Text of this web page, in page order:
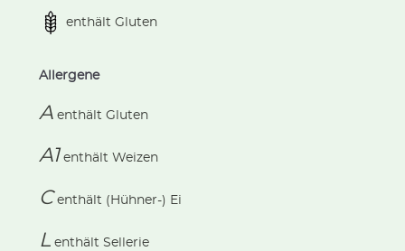
enthält Gluten
Allergene
A enthält Gluten
A1 enthält Weizen
C enthält (Hühner-) Ei
L enthält Sellerie